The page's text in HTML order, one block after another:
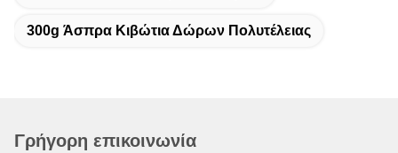
300g Άσπρα Κιβώτια Δώρων Πολυτέλειας
Γρήγορη επικοινωνία